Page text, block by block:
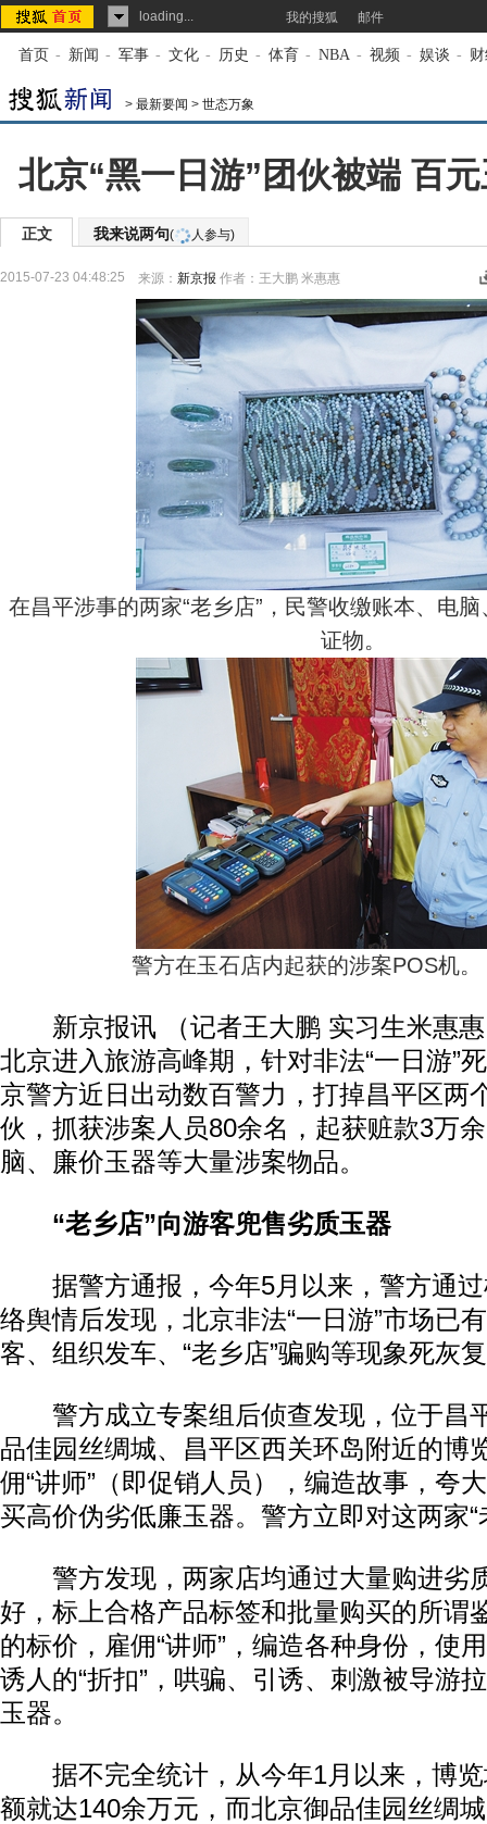
loading... 我的搜狐 邮件
首页 - 新闻 - 军事 - 文化 - 历史 - 体育 - NBA - 视频 - 娱谈 -
> 最新要闻 > 世态万象
北京“黑一日游”团伙被端 百
正文 我来说两句( 人参与)
2015-07-23 04:48:25 来源： 新京报 作者：王大鹏 米惠惠
在昌平涉事的两家“老乡店”，民警收缴账本、电
证物。
警方在玉石店内起获的涉案POS机
新京报讯 （记者王大鹏 实习生米惠惠
北京进入旅游高峰期，针对非法“一日游”
京警方近日出动数百警力，打掉昌平区两
伙，抓获涉案人员80余名，起获赃款3万
脑、廉价玉器等大量涉案物品。
“老乡店”向游客兜售劣质玉器
据警方通报，今年5月以来，警方通过
络舆情后发现，北京非法“一日游”市场已
客、组织发车、“老乡店”骗购等现象死灰
警方成立专案组后侦查发现，位于昌
品佳园丝绸城、昌平区西关环岛附近的博
佣“讲师”（即促销人员），编造故事，夸
买高价伪劣低廉玉器。警方立即对这两家“
警方发现，两家店均通过大量购进劣
好，标上合格产品标签和批量购买的所谓
的标价，雇佣“讲师”，编造各种身份，使
诱人的“折扣”，哄骗、引诱、刺激被导游
玉器。
据不完全统计，从今年1月以来，博览
额就达140余万元，而北京御品佳园丝绸